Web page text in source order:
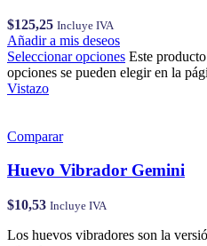
$125,25 Incluye IVA
Añadir a mis deseos
Seleccionar opciones Este
opciones se pueden elegir en la
Vistazo
Comparar
Huevo Vibrador Gemini
$10,53 Incluye IVA
Los huevos vibradores son la